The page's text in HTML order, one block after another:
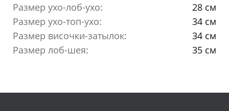
Размер ухо-лоб-ухо:
28 см
Размер ухо-топ-ухо:
34 см
Размер височки-затылок:
34 см
Размер лоб-шея:
35 см